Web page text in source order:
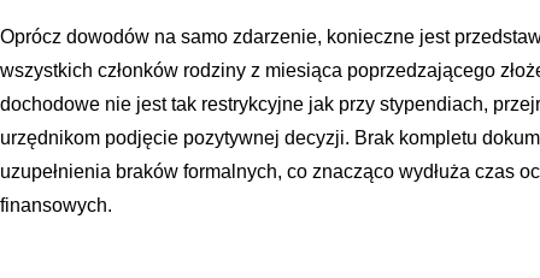
Oprócz dowodów na samo zdarzenie, konieczne jest
wszystkich członków rodziny z miesiąca poprzedzającego
dochodowe nie jest tak restrykcyjne jak przy stypendiach,
urzędnikom podjęcie pozytywnej decyzji. Brak kompletu
uzupełnienia braków formalnych, co znacząco wydłuża czas
finansowych.